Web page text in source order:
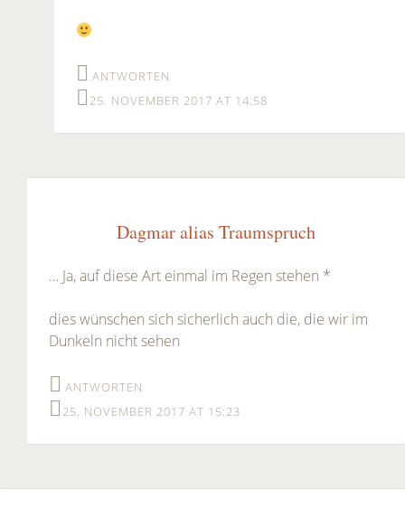
ANTWORTEN
25. NOVEMBER 2017 AT 14:58
Dagmar alias Traumspruch
… Ja, auf diese Art einmal im Regen stehen *
dies wünschen sich sicherlich auch die, die wir im
Dunkeln nicht sehen
ANTWORTEN
25. NOVEMBER 2017 AT 15:23